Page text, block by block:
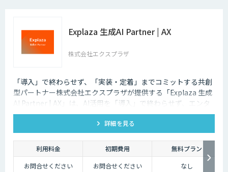
Explaza 生成AI Partner | AX
株式会社エクスプラザ
「導入」で終わらせず、「実装・定着」までコミットする共創
型パートナー株式会社エクスプラザが提供する「Explaza 生成
AI Partner | AX」は、AI活用を「導入」で終わらせず、エンタ
ープライズ企業レベルでの実装を見据えたAXを伴走支援しま
す。戦略立案からAIネイティブ人材・組織の構築、業務再設計
まで、一貫した支援で事業成果を創出します。
詳細を見る
利用料金 初期費用
無料プラン
お問合せください
お問合せください なし